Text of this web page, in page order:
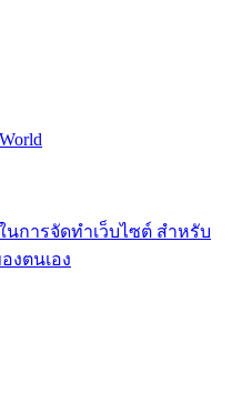
การจัดทำเว็บไซต์ สำหรับ
งตนเอง